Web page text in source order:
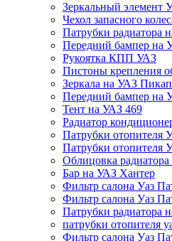
Зеркальный элемент
Чехол запасного
Патрубки радиатора
Передний бампер на
Рукоятка КПП УАЗ
Пистоны крепления
Зеркала на УАЗ Пикап
Передний бампер на
Тент на УАЗ 469
Радиатор
Патрубки отопителя
Патрубки отопителя
Облицовка
Бар на УАЗ Хантер
Фильтр салона Уаз
Фильтр салона Уаз
Патрубки радиатора
патрубки отопителя
Фильтр салона Уаз